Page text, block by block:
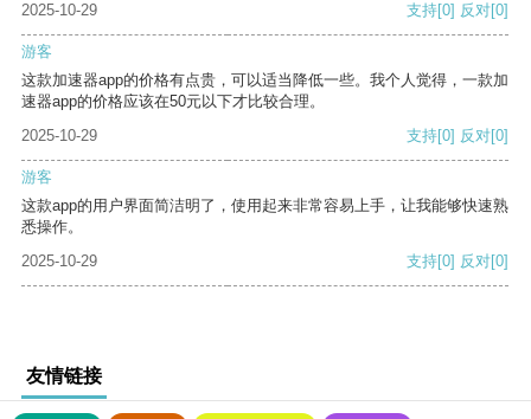
2025-10-29
支持[0] 反对[0]
游客
这款加速器app的价格有点贵，可以适当降低一些。我个人觉得，一款加
速器app的价格应该在50元以下才比较合理。
2025-10-29
支持[0] 反对[0]
游客
这款app的用户界面简洁明了，使用起来非常容易上手，让我能够快速熟
悉操作。
2025-10-29
支持[0] 反对[0]
友情链接